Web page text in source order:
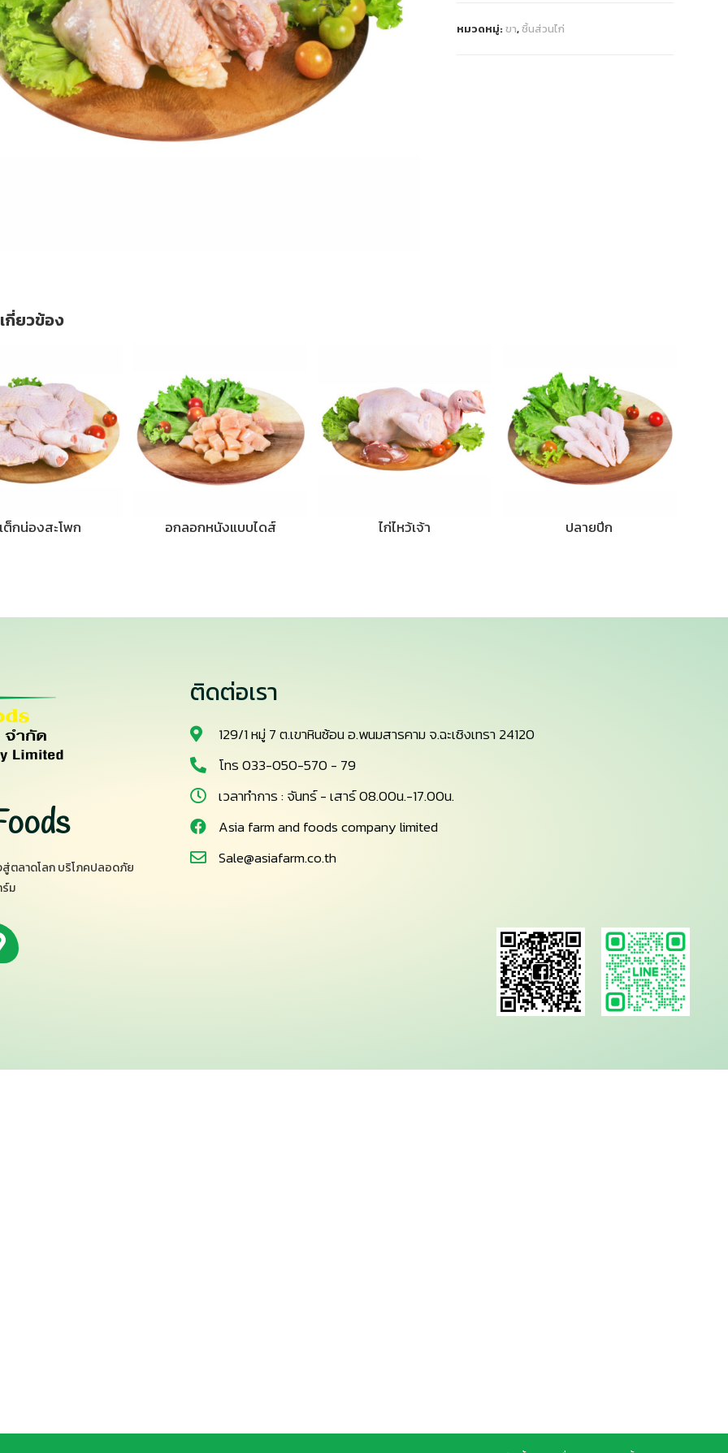
หมวดหมู่:ขา,ชิ้นส่วนไก่
กี่ยวข้อง
ต็กน่องสะโพก อกลอกหนังแบบไดส์ ไก่ไหว้เจ้า ปลายปีก
ตลาดโลก บริโภคปลอดภัย
ร์ม
ติดต่อเรา
129/1 หมู่ 7 ต.เขาหินซ้อน อ.พนมสารคาม จ.ฉะเชิงเทรา 24120
โทร 033-050-570 - 79
เวลาทำการ : จันทร์ - เสาร์ 08.00น.-17.00น.
Asia farm and foods company limited
Sale@asiafarm.co.th